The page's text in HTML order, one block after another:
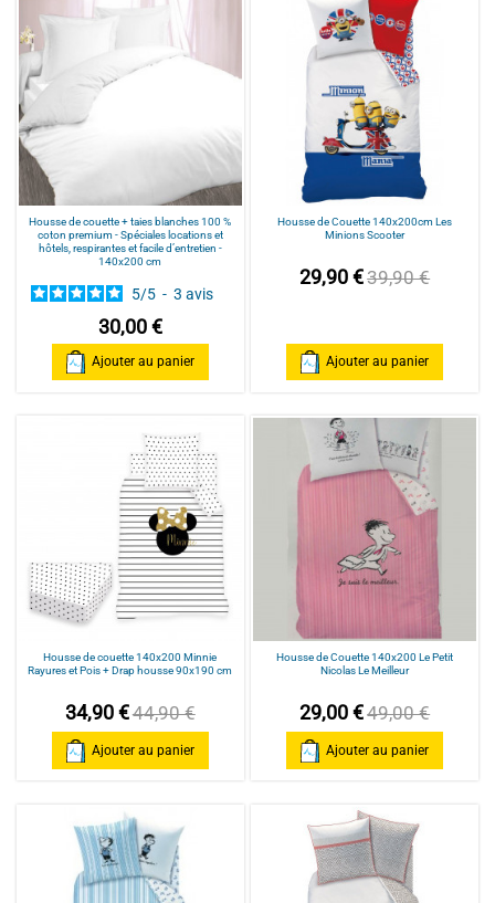
Housse de couette + taies blanches 100 %
coton premium - Spéciales locations et
hôtels, respirantes et facile d’entretien -
140x200 cm
5/5 - 3 avis
30,00 €
Ajouter au panier
Housse de Couette 140x200cm Les
Minions Scooter
29,90 €39,90 €
Ajouter au panier
Housse de couette 140x200 Minnie
Rayures et Pois + Drap housse 90x190 cm
34,90 €44,90 €
Ajouter au panier
Housse de Couette 140x200 Le Petit
Nicolas Le Meilleur
29,00 €49,00 €
Ajouter au panier